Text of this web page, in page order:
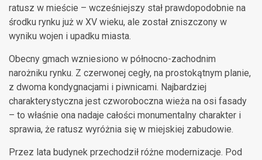
ratusz w mieście – wcześniejszy stał prawdopodobnie na
środku rynku już w XV wieku, ale został zniszczony w
wyniku wojen i upadku miasta.
Obecny gmach wzniesiono w północno-zachodnim
narożniku rynku. Z czerwonej cegły, na prostokątnym planie,
z dwoma kondygnacjami i piwnicami. Najbardziej
charakterystyczna jest czworoboczna wieża na osi fasady
– to właśnie ona nadaje całości monumentalny charakter i
sprawia, że ratusz wyróżnia się w miejskiej zabudowie.
Przez lata budynek przechodził różne modernizacje. Pod